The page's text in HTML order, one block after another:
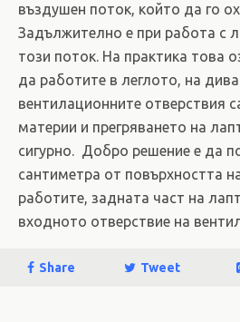
въздушен поток, който да го
Задължително е при работа с
този поток. На практика това
да работите в леглото, на
вентилационните отверствия
материи и прегряването на
сигурно. Добро решение е да
сантиметра от повърхността
работите, задната част на
входното отверствие на
Share Tweet